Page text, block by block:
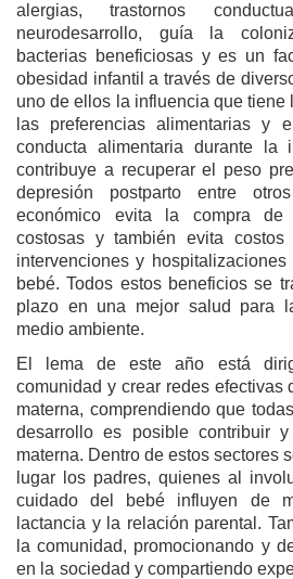
alergias, trastornos
neurodesarrollo, guía la
bacterias beneficiosas y es un
obesidad infantil a través de
uno de ellos la influencia que tiene
las preferencias alimentarias y
conducta alimentaria durante la
contribuye a recuperar el peso
depresión postparto entre
económico evita la compra de
costosas y también evita costos
intervenciones y
bebé. Todos estos beneficios se
plazo en una mejor salud para
medio ambiente.
El lema de este año está
comunidad y crear redes efectivas
materna, comprendiendo que
desarrollo es posible contribuir
materna. Dentro de estos sectores
lugar los padres, quienes al
cuidado del bebé influyen de
lactancia y la relación parental.
la comunidad, promocionando y
en la sociedad y compartiendo